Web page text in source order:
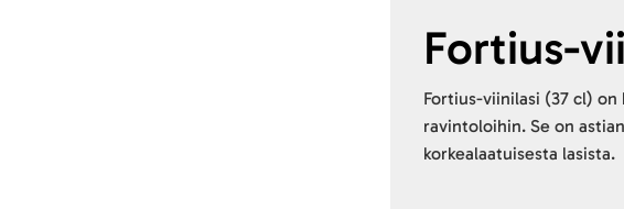
Fortius-
Fortius-viinilasi (37 cl)
ravintoloihin. Se on
korkealaatuisesta lasista.